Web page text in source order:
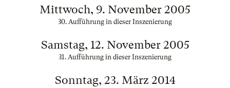
Mittwoch, 9. November 2005
30. Aufführung in dieser Inszenierung
Samstag, 12. November 2005
31. Aufführung in dieser Inszenierung
Sonntag, 23. März 2014